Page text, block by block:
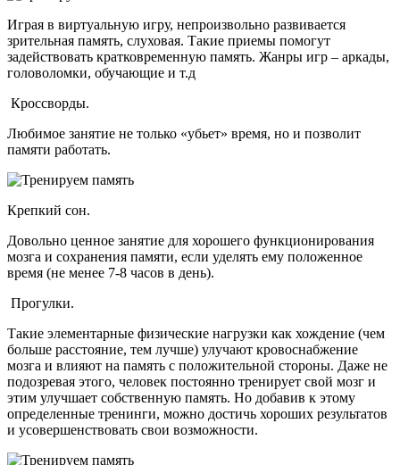
Играя в виртуальную игру, непроизвольно развивается
зрительная память, слуховая. Такие приемы помогут
задействовать кратковременную память. Жанры игр – аркады,
головоломки, обучающие и т.д
Кроссворды.
Любимое занятие не только «убьет» время, но и позволит
памяти работать.
Крепкий сон.
Довольно ценное занятие для хорошего функционирования
мозга и сохранения памяти, если уделять ему положенное
время (не менее 7-8 часов в день).
Прогулки.
Такие элементарные физические нагрузки как хождение (чем
больше расстояние, тем лучше) улучают кровоснабжение
мозга и влияют на память с положительной стороны. Даже не
подозревая этого, человек постоянно тренирует свой мозг и
этим улучшает собственную память. Но добавив к этому
определенные тренинги, можно достичь хороших результатов
и усовершенствовать свои возможности.